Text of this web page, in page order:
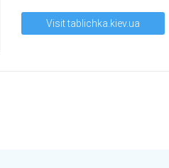
Visit tablichka.kiev.ua